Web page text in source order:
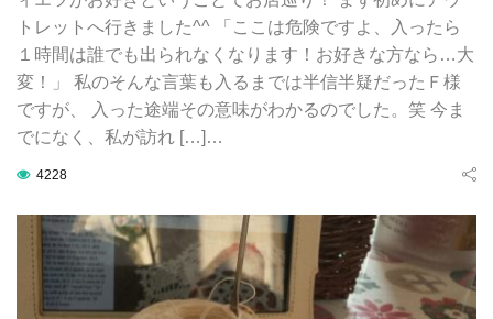
トレットへ行きました^^ 「ここは危険ですよ、入ったら
１時間は誰でも出られなくなります！お好きな方なら…大
変！」 私のそんな言葉も入るまでは半信半疑だったＦ様
ですが、 入った途端その意味がわかるのでした。笑 今ま
でになく、私が訪れ […]…
4228